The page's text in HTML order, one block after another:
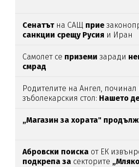
Сенатътна САЩ прие
санкции срещу Русия и Иран
Самолет се приземи заради
смрад
Родителите на Ангел, починал
зъболекарския стол: Нашето
антидотътнаупойката
„Магазин за хората"
Абровски поиска от ЕК
подкрепа за секторите